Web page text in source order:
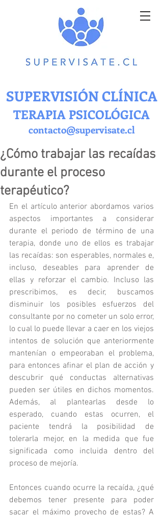
SUPERVISIÓN CLÍNICA
TERAPIA PSICOLÓGICA
contacto@supervisate.cl
¿Cómo trabajar las recaídas
durante el proceso
terapéutico?
En el artículo anterior abordamos varios
aspectos importantes a considerar
durante el periodo de término de una
terapia, donde uno de ellos es trabajar
las recaídas: son esperables, normales e,
incluso, deseables para aprender de
ellas y reforzar el cambio. Incluso las
prescribimos, es decir, buscamos
disminuir los posibles esfuerzos del
consultante por no cometer un solo error,
lo cual lo puede llevar a caer en los viejos
intentos de solución que anteriormente
mantenían o empeoraban el problema,
para entonces afinar el plan de acción y
descubrir qué conductas alternativas
pueden ser útiles en dichos momentos.
Además, al plantearlas desde lo
esperado, cuando estas ocurren, el
paciente tendrá la posibilidad de
tolerarla mejor, en la medida que fue
significada como incluida dentro del
proceso de mejoría.
Entonces cuando ocurre la recaída, ¿qué
debemos tener presente para poder
sacar el máximo provecho de estas? A